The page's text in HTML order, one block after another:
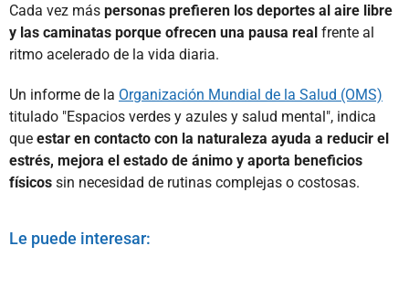
Cada vez más personas prefieren los deportes al aire libre
y las caminatas porque ofrecen una pausa real frente al
ritmo acelerado de la vida diaria.
Un informe de la Organización Mundial de la Salud (OMS)
titulado "Espacios verdes y azules y salud mental", indica
que estar en contacto con la naturaleza ayuda a reducir el
estrés, mejora el estado de ánimo y aporta beneficios
físicos sin necesidad de rutinas complejas o costosas.
Le puede interesar: